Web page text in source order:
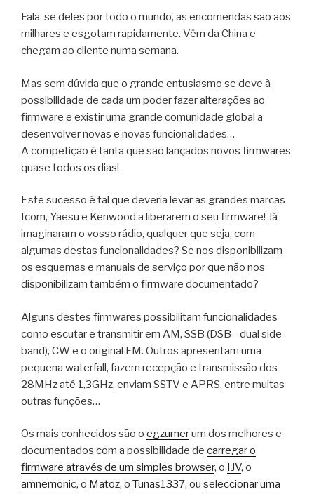
Fala-se deles por todo o mundo, as encomendas são aos
milhares e esgotam rapidamente. Vêm da China e
chegam ao cliente numa semana.
Mas sem dúvida que o grande entusiasmo se deve à
possibilidade de cada um poder fazer alterações ao
firmware e existir uma grande comunidade global a
desenvolver novas e novas funcionalidades…
A competição é tanta que são lançados novos firmwares
quase todos os dias!
Este sucesso é tal que deveria levar as grandes marcas
Icom, Yaesu e Kenwood a liberarem o seu firmware! Já
imaginaram o vosso rádio, qualquer que seja, com
algumas destas funcionalidades? Se nos disponibilizam
os esquemas e manuais de serviço por que não nos
disponibilizam também o firmware documentado?
Alguns destes firmwares possibilitam funcionalidades
como escutar e transmitir em AM, SSB (DSB - dual side
band), CW e o original FM. Outros apresentam uma
pequena waterfall, fazem recepção e transmissão dos
28MHz até 1,3GHz, enviam SSTV e APRS, entre muitas
outras funções…
Os mais conhecidos são o egzumerum dos melhores e
documentados com a possibilidade de carregar o
firmware através de um simples browser, o IJV, o
amnemonic, o Matoz, o Tunas1337, ou seleccionar uma